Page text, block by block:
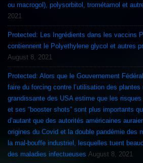
ou macrogol), polysorbitol, trométamol et
2021
Protected: Les Ingrédients dans les vaccins
contiennent le Polyethylene glycol et autres
August 8, 2021
Protected: Alors que le Gouvernement
faire du forcing contre l’utilisation des
grandissante des USA estime que les
et ses “booster shots” sont plus importants
d’autant que des autorités américaines
origines du Covid et la double pandémie des
la mal-bouffe industriel, lesquelles tuent
des maladies infectueuses August 8, 2021